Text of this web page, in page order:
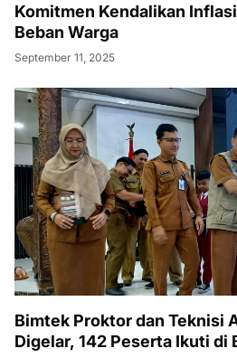
Komitmen Kendalikan
Beban Warga
September 11, 2025
Bimtek Proktor dan Teknisi
Digelar, 142 Peserta Ikuti di